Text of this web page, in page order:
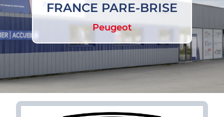
FRANCE PARE-BRISE
Peugeot